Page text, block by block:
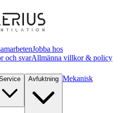
Jobba hos
och svarAllmänna villkor & policy
Avfuktning Mekanisk